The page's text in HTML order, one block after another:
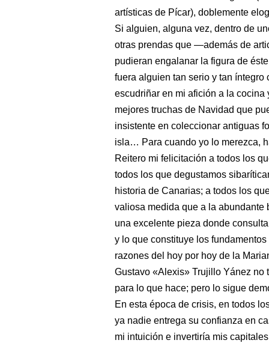
artísticas de Pícar), doblemente
Si alguien, alguna vez, dentro de
otras prendas que ―además de
pudieran engalanar la figura de
fuera alguien tan serio y tan
escudriñar en mi afición a la
mejores truchas de Navidad que
insistente en coleccionar antiguas
isla… Para cuando yo lo merezca,
Reitero mi felicitación a todos los
todos los que degustamos
historia de Canarias; a todos los
valiosa medida que a la abundante
una excelente pieza donde
y lo que constituye los
razones del hoy por hoy de la
Gustavo «Alexis» Trujillo Yánez no
para lo que hace; pero lo sigue
En esta época de crisis, en todos
ya nadie entrega su confianza en
mi intuición e invertiría mis